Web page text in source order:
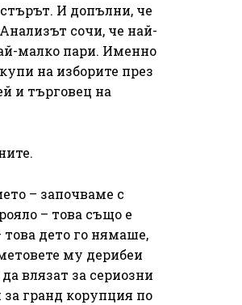
И допълни, че
сочи, че най-
малко пари. Именно
на изборите през
и търговец на
– започваме с
– това също е
дето го нямаше,
му дерибеи
влязат за сериозни
гранд корупция по